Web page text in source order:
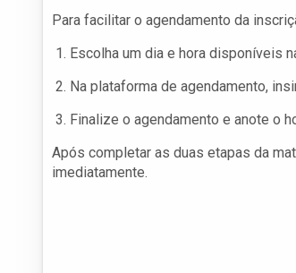
Para facilitar o agendamento da
Escolha um dia e hora disponíveis
Na plataforma de agendamento,
Finalize o agendamento e anote o
Após completar as duas etapas da
imediatamente.